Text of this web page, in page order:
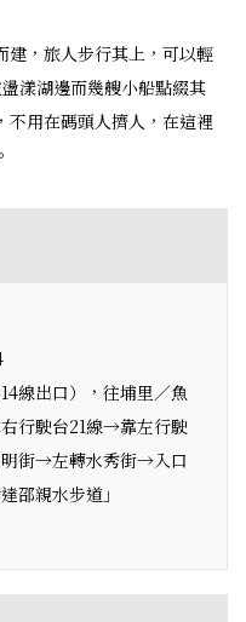
建，旅人步行其上，可以輕
漾湖邊而幾艘小船點綴其
不用在碼頭人擠人，在這裡
線出口），往埔里／魚
行駛台21線→靠左行駛
街→左轉水秀街→入口
邵親水步道」